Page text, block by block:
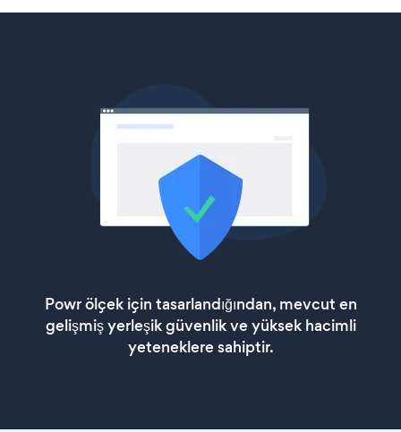
Powr ölçek için tasarlandığından, mevcut en
gelişmiş yerleşik güvenlik ve yüksek hacimli
yeteneklere sahiptir.